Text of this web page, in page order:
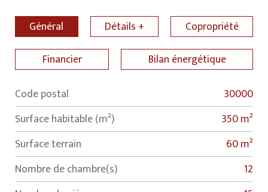
Général Détails +
Copropriété
Financier
Bilan énergétique
Label Value
Code postal
30000
Surface habitable (m²)
350 m²
surface terrain
60 m²
Nombre de chambre(s)
12